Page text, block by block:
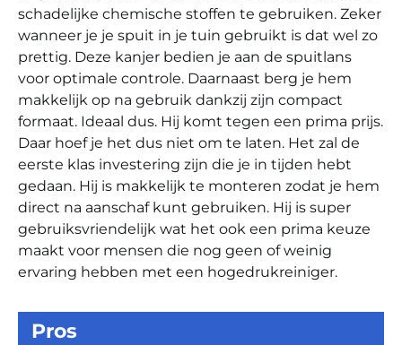
schadelijke chemische stoffen te gebruiken. Zeker
wanneer je je spuit in je tuin gebruikt is dat wel zo
prettig. Deze kanjer bedien je aan de spuitlans
voor optimale controle. Daarnaast berg je hem
makkelijk op na gebruik dankzij zijn compact
formaat. Ideaal dus. Hij komt tegen een prima prijs.
Daar hoef je het dus niet om te laten. Het zal de
eerste klas investering zijn die je in tijden hebt
gedaan. Hij is makkelijk te monteren zodat je hem
direct na aanschaf kunt gebruiken. Hij is super
gebruiksvriendelijk wat het ook een prima keuze
maakt voor mensen die nog geen of weinig
ervaring hebben met een hogedrukreiniger.
Pros